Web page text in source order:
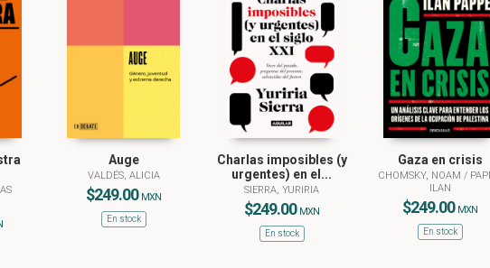
Auge
VALDÉS, ALICIA
$249.00 MXN
En stock
Charlas imposibles (y
urgentes) en el...
SIERRA, YURIRIA
$249.00 MXN
En stock
Gaza en crisis
CHOMSKY, NOAM /
ILAN
$249.00 MXN
En stock